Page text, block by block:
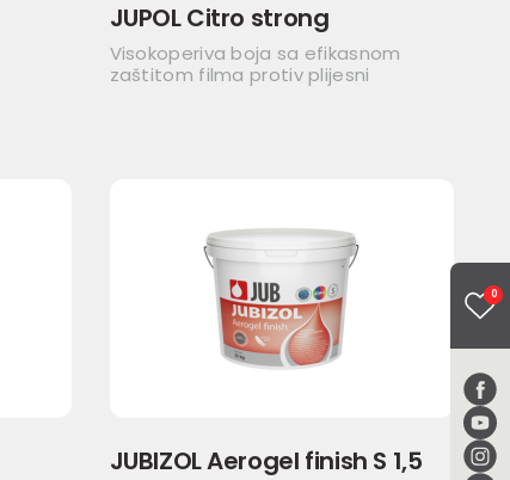
0
JUPOL Citro strong
Visokoperiva boja sa efikasnom
zaštitom filma protiv plijesni
JUBIZOL Aerogel finish S 1,5